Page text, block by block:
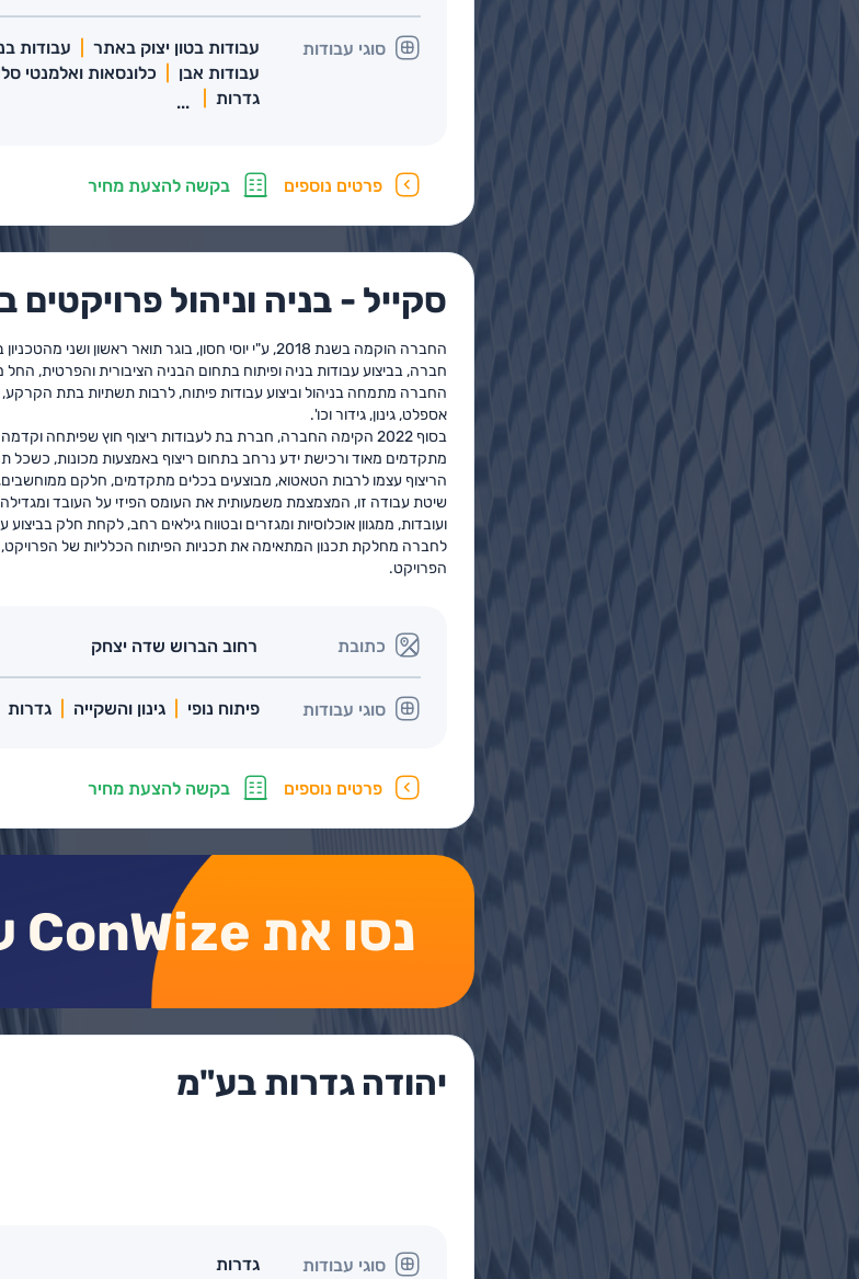
סוגי עבודות עבודות בטון יצוק באתר עבודות
עבודות אבן
כלונסאות ואלמנטי
גדרות
...
פרטים נוספים בקשה להצעת מחיר
סקייל - בניה וניהול פרויקטים
חברה, בביצוע עבודות בניה ופיתוח בתחום הבניה הציבורית והפרטית, החל מ
החברה מתמחה בניהול וביצוע עבודות פיתוח, לרבות תשתיות בתת הקרקע,
אספלט, גינון, גידור וכו'.
בסוף 2022 הקימה החברה, חברת בת לעבודות ריצוף חוץ שפיתחה
מתקדמים מאוד ורכישת ידע נרחב בתחום ריצוף באמצעות מכונות, כשכל
הריצוף עצמו לרבות הטאטוא, מבוצעים בכלים מתקדמים, חלקם ממוחשבים,
שיטת עבודה זו, המצמצמת משמעותית את העומס הפיזי על העובד
ועובדות, ממגוון אוכלוסיות ומגזרים ובטווח גילאים רחב, לקחת חלק
לחברה מחלקת תכנון המתאימה את תכניות הפיתוח הכלליות של הפרויקט,
הפרויקט.
כתובת רחוב הברוש שדה יצחק
סוגי עבודות פיתוח נופי גינון והשקייה גדרות
פרטים נוספים בקשה להצעת מחיר
נסו את ConWize עכשיו
יהודה גדרות בע"מ
סוגי עבודות גדרות